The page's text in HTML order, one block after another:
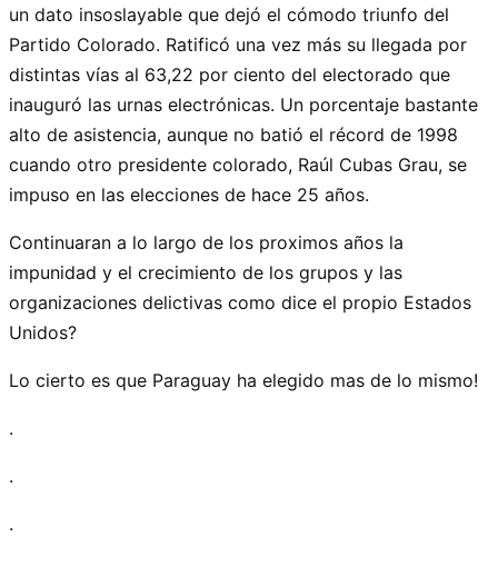
un dato insoslayable que dejó el cómodo triunfo del
Partido Colorado. Ratificó una vez más su llegada por
distintas vías al 63,22 por ciento del electorado que
inauguró las urnas electrónicas. Un porcentaje bastante
alto de asistencia, aunque no batió el récord de 1998
cuando otro presidente colorado, Raúl Cubas Grau, se
impuso en las elecciones de hace 25 años.
Continuaran a lo largo de los proximos años la
impunidad y el crecimiento de los grupos y las
organizaciones delictivas como dice el propio Estados
Unidos?
Lo cierto es que Paraguay ha elegido mas de lo mismo!
.
.
.